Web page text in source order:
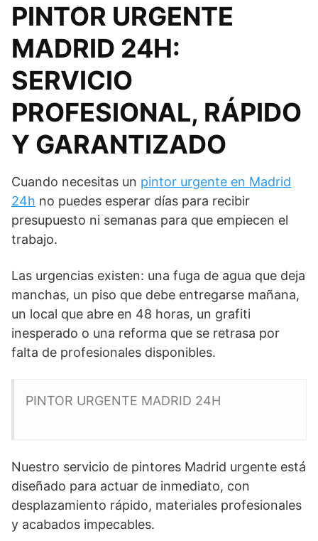
PINTOR URGENTE
MADRID 24H:
SERVICIO
PROFESIONAL, RÁPIDO
Y GARANTIZADO
Cuando necesitas un pintor urgente en Madrid
24h no puedes esperar días para recibir
presupuesto ni semanas para que empiecen el
trabajo.
Las urgencias existen: una fuga de agua que deja
manchas, un piso que debe entregarse mañana,
un local que abre en 48 horas, un grafiti
inesperado o una reforma que se retrasa por
falta de profesionales disponibles.
PINTOR URGENTE MADRID 24H
Nuestro servicio de pintores Madrid urgente está
diseñado para actuar de inmediato, con
desplazamiento rápido, materiales profesionales
y acabados impecables.